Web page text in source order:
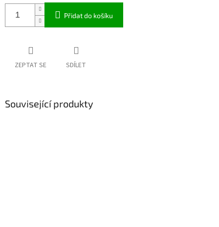
Přidat do košíku
ZEPTAT SE SDÍLET
Související produkty